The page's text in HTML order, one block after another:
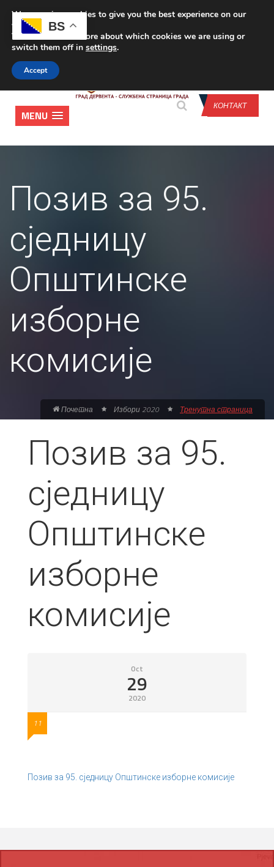
CONTACT US
КОНТАКТ
MENU
Позив за 95.
сједницу
Општинске
изборне
комисије
Почетна Избори 2020 Тренутна страница
Позив за 95.
сједницу
Општинске
изборне
комисије
Oct
29
2020
11
Позив за 95. сједницу Општинске изборне комисије
BS
We are using cookies to give you the best experience on our
website.
You can find out more about which cookies we are using or
switch them off in settings.
Accept